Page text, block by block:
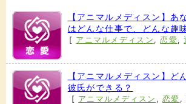
【アニマルメディスン】あ
はどんな仕事で、どんな趣
[ アニマルメディスン ,恋愛,
【アニマルメディスン】ど
彼氏ができる？
[ アニマルメディスン ,恋愛 ,